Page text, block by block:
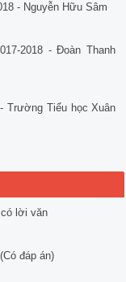
- Nguyễn Hữu Sâm
2018 - Đoàn Thanh
Trường Tiểu học Xuân
lời văn
đáp án)